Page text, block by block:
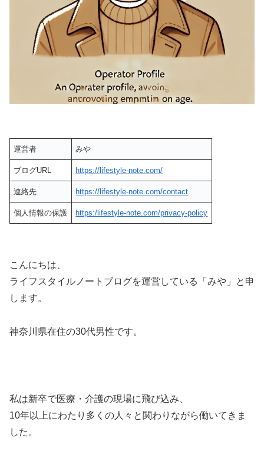
運営者 みや
ブログURL https://lifestyle-note.com/
連絡先 https://lifestyle-note.com/contact
個人情報の保護 https:/lifestyle-note.com/privacy-policy
こんにちは、
ライフスタイルノートブログを運営している「みや」と申
します。
神奈川県在住の30代男性です。
私は新卒で医療・介護の現場に飛び込み、
10年以上にわたり多くの人々と関わりながら働いてきま
した。